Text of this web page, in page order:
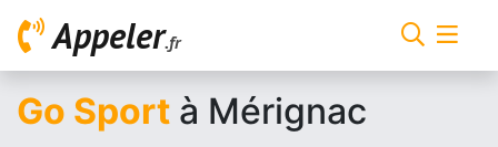
Appeler.fr
Go Sport à Mérignac